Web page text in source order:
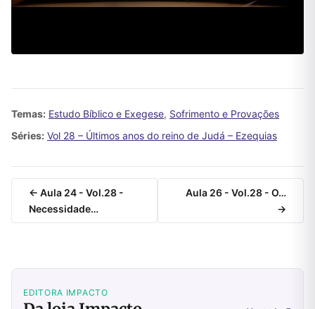
Temas: Estudo Bíblico e Exegese, Sofrimento e Provações
Séries: Vol 28 – Últimos anos do reino de Judá – Ezequias
← Aula 24 - Vol.28 -
Necessidade…
Aula 26 - Vol.28 - O…
→
EDITORA IMPACTO